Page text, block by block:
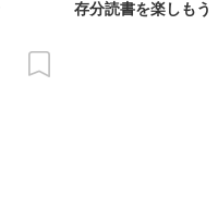
存分読書を楽しもう